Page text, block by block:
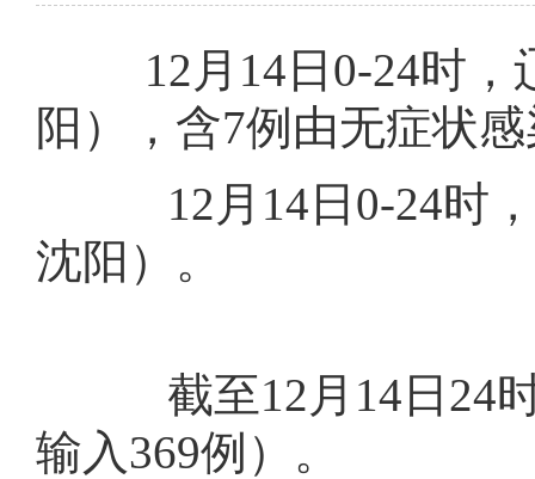
12月14日0-24时，
阳），含7例由无症状
12月14日0-24时，
沈阳）。
截至12月14日24时
输入369例）。